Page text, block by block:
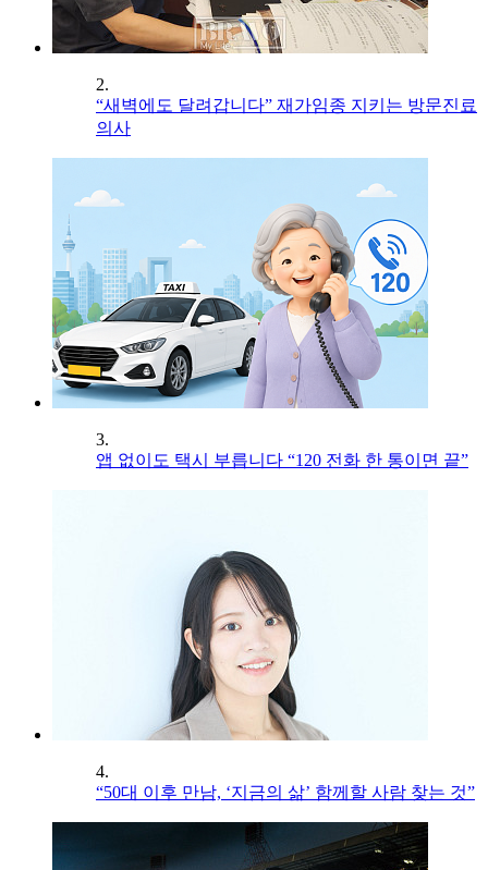
2.
“새벽에도 달려갑니다” 재가임종 지키는 방문진료
의사
3.
앱 없이도 택시 부릅니다 “120 전화 한 통이면 끝”
4.
“50대 이후 만남, ‘지금의 삶’ 함께할 사람 찾는 것”